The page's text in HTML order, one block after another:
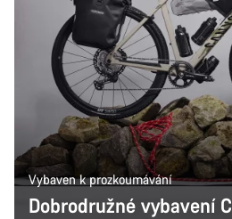
Vybaven k prozkoumávání
Dobrodružné vybavení